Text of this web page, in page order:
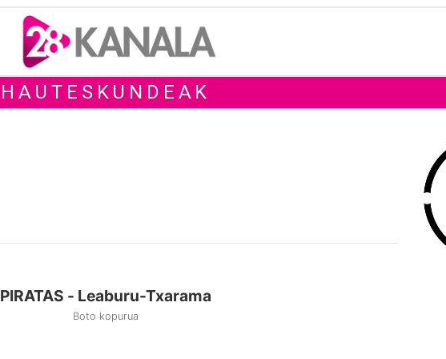
HAUTESKUNDEAK
PIRATAS - Leaburu-Txarama
Boto kopurua